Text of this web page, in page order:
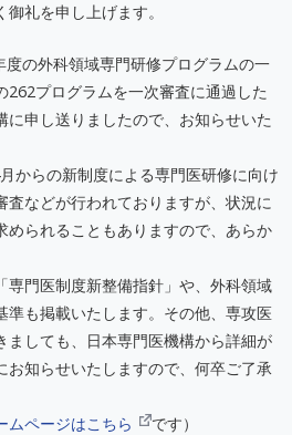
礼を申し上げます。
の外科領域専門研修プログラムの一
262プログラムを一次審査に通過した
に申し送りましたので、お知らせいた
からの新制度による専門医研修に向け
査などが行われておりますが、状況に
められることもありますので、あらか
門医制度新整備指針」や、外科領域
準も掲載いたします。その他、専攻医
ましても、日本専門医機構から詳細が
お知らせいたしますので、何卒ご了承
ムページはこちら です）